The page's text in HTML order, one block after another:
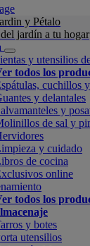
y Pétalo
jardín a tu hogar
y utensilios
todos los
cuchillos
y delantales
y
de sal y
y cuidado
de cocina
online
todos los
y botes
utensilios